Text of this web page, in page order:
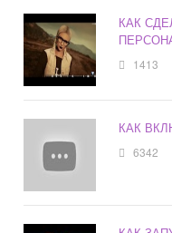
КАК
1413
КАК
6342